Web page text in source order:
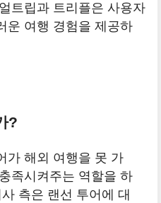
트립과 트리플은 사용자
운 여행 경험을 제공하
?
가 해외 여행을 못 가
족시켜주는 역할을 하
측은 랜선 투어에 대